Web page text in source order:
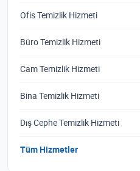
Ofis Temizlik Hizmeti
Büro Temizlik Hizmeti
Cam Temizlik Hizmeti
Bina Temizlik Hizmeti
Dış Cephe Temizlik Hizmeti
Tüm Hizmetler